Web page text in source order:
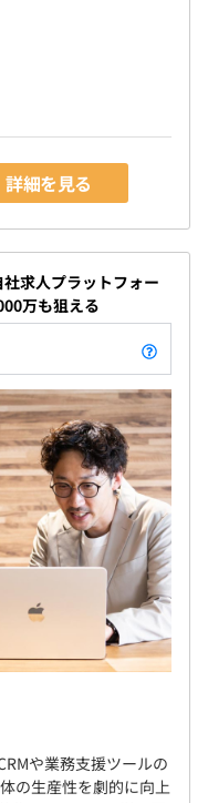
詳細を見る
求人プラットフォー
万も狙える
や業務支援ツールの
の生産性を劇的に向上